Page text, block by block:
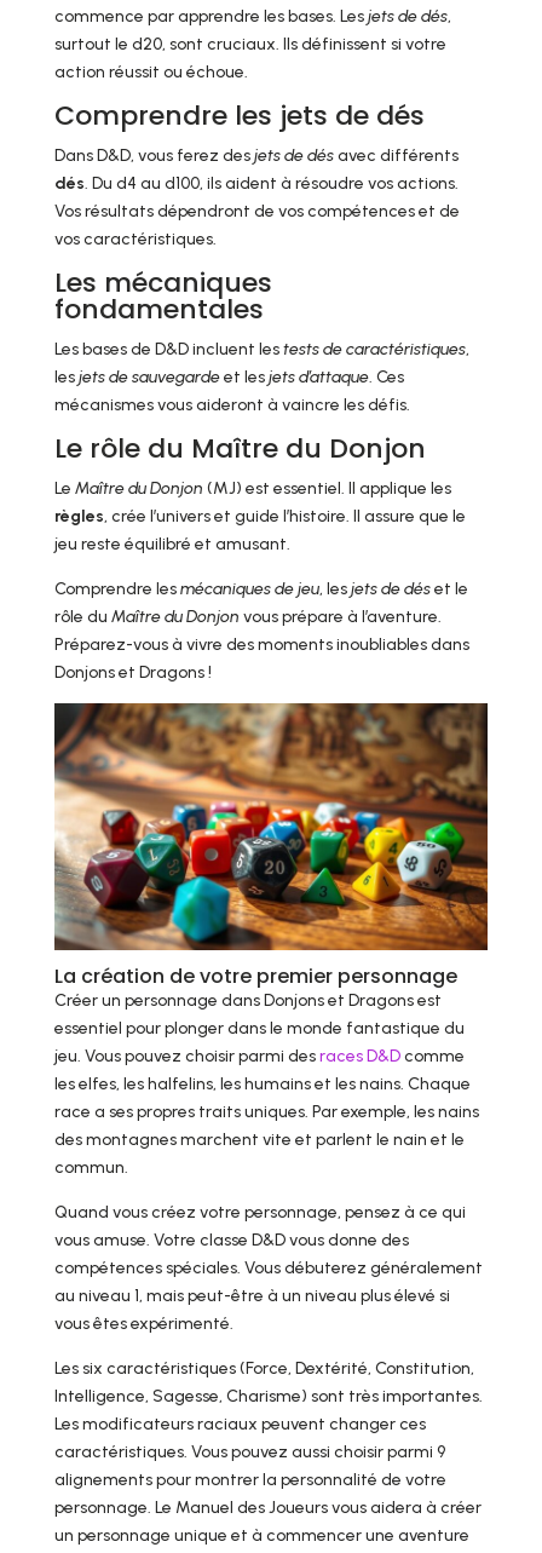
commence par apprendre les bases. Lesjets de dés,
surtout le d20, sont cruciaux. Ils définissent si votre
action réussit ou échoue.
Comprendre les jets de dés
Dans D&D, vous ferez desjets de désavec différents
dés. Du d4 au d100, ils aident à résoudre vos actions.
Vos résultats dépendront de vos compétences et de
vos caractéristiques.
Les mécaniques
fondamentales
Les bases de D&D incluent lestests de caractéristiques,
lesjets de sauvegardeet lesjets d’attaque. Ces
mécanismes vous aideront à vaincre les défis.
Le rôle du Maître du Donjon
Le Maître du Donjon (MJ) est essentiel. Il applique les
règles, crée l’univers et guide l’histoire. Il assure que le
jeu reste équilibré et amusant.
Comprendre lesmécaniques de jeu, lesjets de déset le
rôle du Maître du Donjon vous prépare à l’aventure.
Préparez-vous à vivre des moments inoubliables dans
Donjons et Dragons !
La création de votre premier personnage
Créer un personnage dans Donjons et Dragons est
essentiel pour plonger dans le monde fantastique du
jeu. Vous pouvez choisir parmi desraces D&Dcomme
les elfes, les halfelins, les humains et les nains. Chaque
race a ses propres traits uniques. Par exemple, les nains
des montagnes marchent vite et parlent le nain et le
commun.
Quand vous créez votre personnage, pensez à ce qui
vous amuse. Votre classe D&D vous donne des
compétences spéciales. Vous débuterez généralement
au niveau 1, mais peut-être à un niveau plus élevé si
vous êtes expérimenté.
Les six caractéristiques (Force, Dextérité, Constitution,
Intelligence, Sagesse, Charisme) sont très importantes.
Les modificateurs raciaux peuvent changer ces
caractéristiques. Vous pouvez aussi choisir parmi 9
alignements pour montrer la personnalité de votre
personnage. Le Manuel des Joueurs vous aidera à créer
un personnage unique et à commencer une aventure